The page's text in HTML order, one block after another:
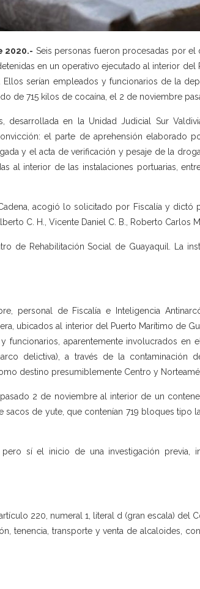
2020.- Seis personas fueron procesadas por el
en un operativo ejecutado al interior del
serían empleados y funcionarios de la
de 715 kilos de cocaína, el 2 de noviembre
desarrollada en la Unidad Judicial Sur
el parte de aprehensión elaborado
y el acta de verificación y pesaje de la
al interior de las instalaciones portuarias,
acogió lo solicitado por Fiscalía y dictó
C. H., Vicente Daniel C. B., Roberto Carlos
de Rehabilitación Social de Guayaquil. La
personal de Fiscalía e Inteligencia
ubicados al interior del Puerto Marítimo de
funcionarios, aparentemente involucrados en
delictiva), a través de la contaminación
destino presumiblemente Centro y
2 de noviembre al interior de un
sacos de yute, que contenían 719 bloques tipo
sí el inicio de una investigación previa,
220, numeral 1, literal d (gran escala) del
tenencia, transporte y venta de alcaloides,